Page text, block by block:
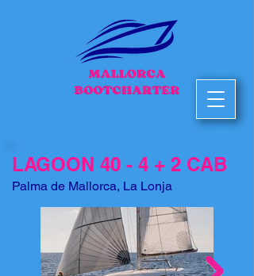
LAGOON 40 - 4 + 2 CAB
Palma de Mallorca, La Lonja